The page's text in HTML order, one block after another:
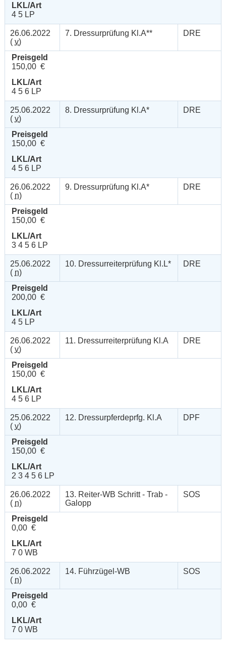
LKL/Art
4 5 LP
26.06.2022
( v)
7. Dressurprüfung Kl.A** DRE
Preisgeld
150,00 €
LKL/Art
4 5 6 LP
25.06.2022
( v)
8. Dressurprüfung Kl.A* DRE
Preisgeld
150,00 €
LKL/Art
4 5 6 LP
26.06.2022
( n)
9. Dressurprüfung Kl.A* DRE
Preisgeld
150,00 €
LKL/Art
3 4 5 6 LP
25.06.2022
( n)
10. Dressurreiterprüfung Kl.L* DRE
Preisgeld
200,00 €
LKL/Art
4 5 LP
26.06.2022
( v)
11. Dressurreiterprüfung Kl.A DRE
Preisgeld
150,00 €
LKL/Art
4 5 6 LP
25.06.2022
( v)
12. Dressurpferdeprfg. Kl.A DPF
Preisgeld
150,00 €
LKL/Art
2 3 4 5 6 LP
26.06.2022
( n)
13. Reiter-WB Schritt - Trab -
Galopp
SOS
Preisgeld
0,00 €
LKL/Art
7 0 WB
26.06.2022
( n)
14. Führzügel-WB SOS
Preisgeld
0,00 €
LKL/Art
7 0 WB